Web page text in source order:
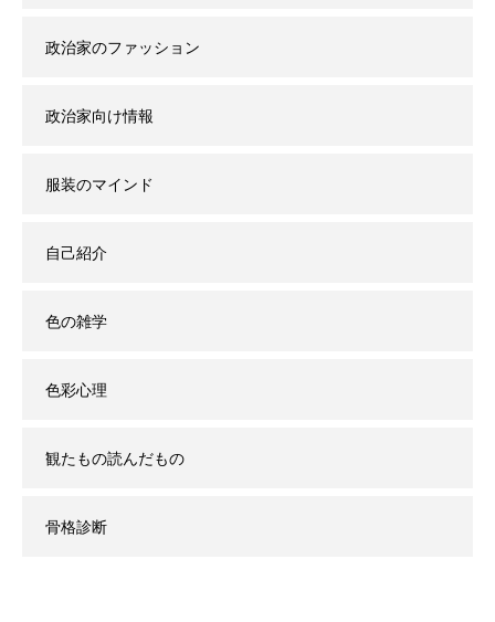
政治家のファッション
政治家向け情報
服装のマインド
自己紹介
色の雑学
色彩心理
観たもの読んだもの
骨格診断